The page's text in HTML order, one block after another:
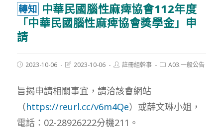
轉知 中華民國腦性麻痺協會112年度
「中華民國腦性麻痺協會獎學金」申
請
Post2023-10-06
Post2023-10-06
Post註冊組幹事
PostA03.一般公告
旨揭申請相關事宜，請洽該會網站
（https://reurl.cc/v6m4Qe）或薛文琳小姐，
電話：02-28926222分機211。